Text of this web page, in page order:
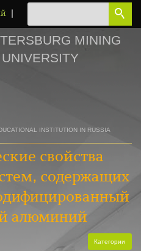
MINING
UNIVERSITY
INSTITUTION IN RUSSIA
свойства
содержащих
алюминий
Категории